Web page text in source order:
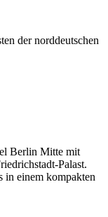
der norddeutschen
Berlin Mitte mit
Palast.
in einem kompakten